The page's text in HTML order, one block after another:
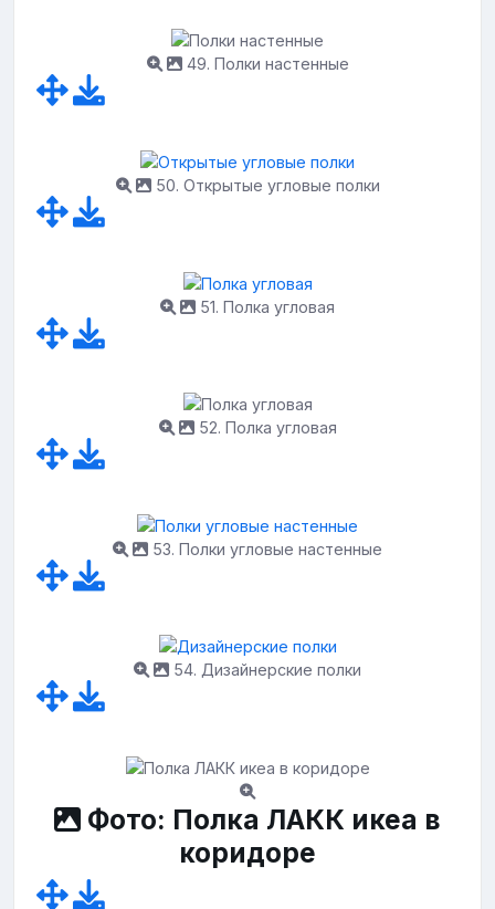
49. Полки настенные
50. Открытые угловые полки
51. Полка угловая
52. Полка угловая
53. Полки угловые настенные
54. Дизайнерские полки
Фото: Полка ЛАКК икеа в
коридоре